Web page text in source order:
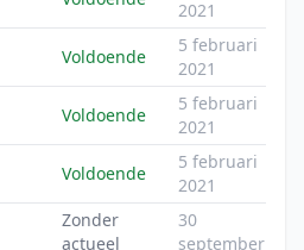
2021
Voldoende
5 februari
2021
Voldoende
5 februari
2021
Voldoende
5 februari
2021
Zonder
actueel
30
september